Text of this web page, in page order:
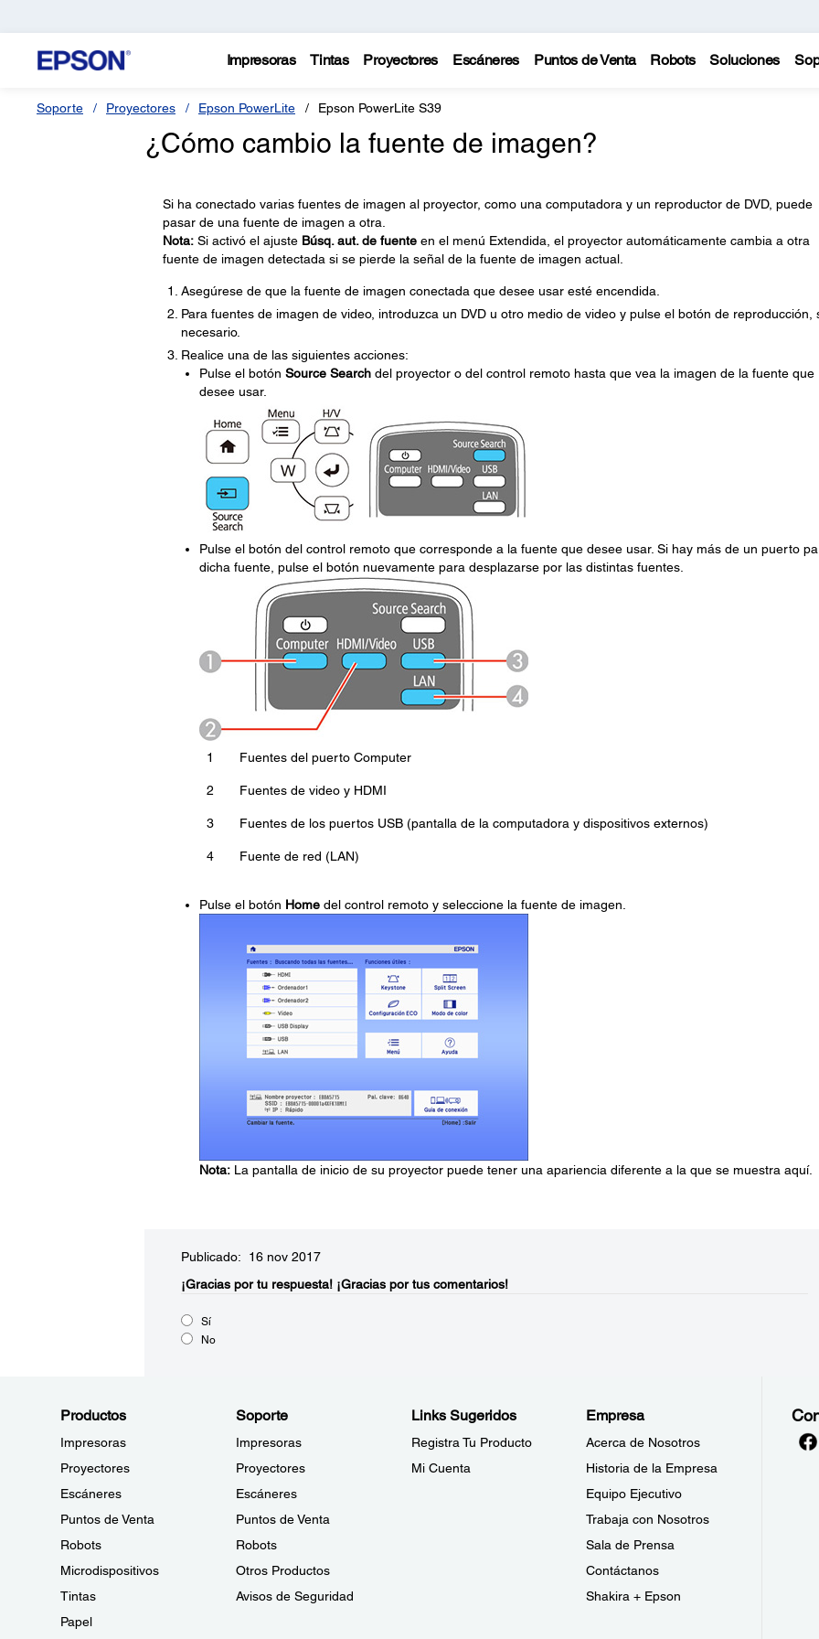
Impresoras Tintas Proyectores Escáneres Puntos de Venta Robots Soluciones
Soporte Proyectores Epson PowerLite Epson PowerLite S39
¿Cómo cambio la fuente de imagen?
Si ha conectado varias fuentes de imagen al proyector, como una computadora y un reproductor de DVD, puede
pasar de una fuente de imagen a otra.
Nota:Si activó el ajuste Búsq. aut. de fuenteen el menú Extendida, el proyector automáticamente cambia a otra
fuente de imagen detectada si se pierde la señal de la fuente de imagen actual.
Asegúrese de que la fuente de imagen conectada que desee usar esté encendida.
Para fuentes de imagen de video, introduzca un DVD u otro medio de video y pulse el botón de reproducción,
necesario.
Realice una de las siguientes acciones:
Pulse el botón Source Searchdel proyector o del control remoto hasta que vea la imagen de la fuente que
desee usar.
Pulse el botón del control remoto que corresponde a la fuente que desee usar. Si hay más de un puerto
dicha fuente, pulse el botón nuevamente para desplazarse por las distintas fuentes.
1 Fuentes del puerto Computer
2 Fuentes de video y HDMI
3 Fuentes de los puertos USB (pantalla de la computadora y dispositivos externos)
4 Fuente de red (LAN)
Pulse el botón Homedel control remoto y seleccione la fuente de imagen.
Nota:La pantalla de inicio de su proyector puede tener una apariencia diferente a la que se muestra aquí.
Publicado: 16 nov 2017
¡Gracias por tu respuesta! ¡Gracias por tus comentarios!
Sí
No
Productos
Impresoras
Proyectores
Escáneres
Puntos de Venta
Robots
Microdispositivos
Tintas
Papel
Soporte
Impresoras
Proyectores
Escáneres
Puntos de Venta
Robots
Otros Productos
Avisos de Seguridad
Links Sugeridos
Registra Tu Producto
Mi Cuenta
Empresa
Acerca de Nosotros
Historia de la Empresa
Equipo Ejecutivo
Trabaja con Nosotros
Sala de Prensa
Contáctanos
Shakira + Epson